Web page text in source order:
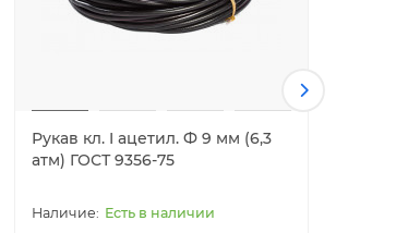
Рукав кл. I ацетил. Ф 9 мм (6,3
атм) ГОСТ 9356-75
Есть в наличии